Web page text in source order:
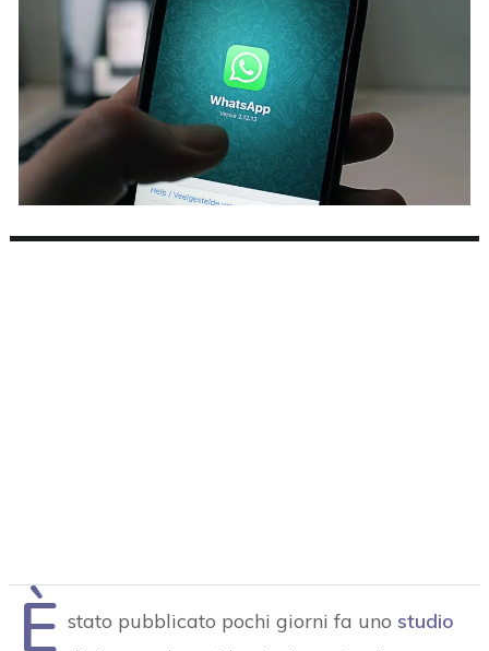
È stato pubblicato pochi giorni fa uno studio